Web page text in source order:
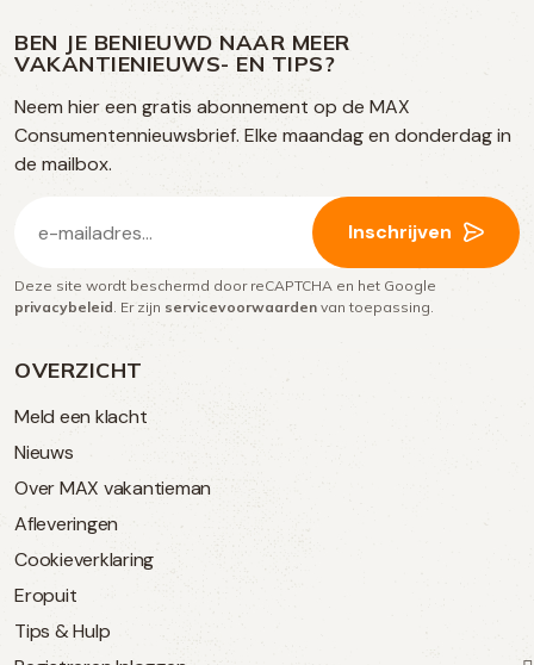
OVERZICHT
Meld een klacht
Nieuws
Over MAX vakantieman
Afleveringen
Cookieverklaring
Eropuit
Tips & Hulp
op
social
media
op
Facebook
op
TikTok
op
Instagram
BEN JE BENIEUWD NAAR MEER
VAKANTIENIEUWS- EN TIPS?
Neem hier een gratis abonnement op de MAX
Consumentennieuwsbrief. Elke maandag en donderdag in
de mailbox.
mailadres
(Vereist)
Inschrijven
Deze site wordt beschermd door reCAPTCHA en het Google
privacybeleid . Er zijn servicevoorwaarden van toepassing.